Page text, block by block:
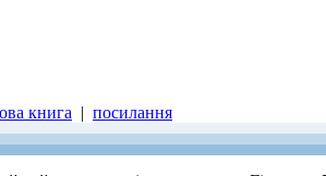
книга | посилання